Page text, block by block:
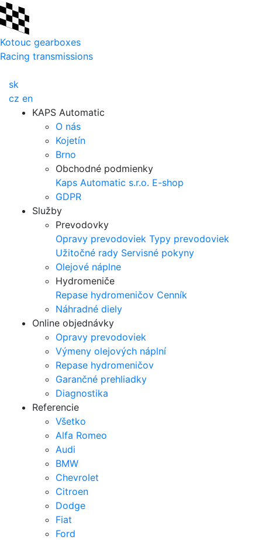
Kotouc gearboxes
Racing transmissions
sk
cz en
KAPS Automatic
O nás
Kojetín
Brno
Obchodné podmienky
Kaps Automatic s.r.o. E-shop
GDPR
Služby
Prevodovky
Opravy prevodoviek Typy prevodoviek
Užitočné rady Servisné pokyny
Olejové náplne
Hydromeniče
Repase hydromeničov Cenník
Náhradné diely
Online objednávky
Opravy prevodoviek
Výmeny olejových náplní
Repase hydromeničov
Garančné prehliadky
Diagnostika
Referencie
Všetko
Alfa Romeo
Audi
BMW
Chevrolet
Citroen
Dodge
Fiat
Ford